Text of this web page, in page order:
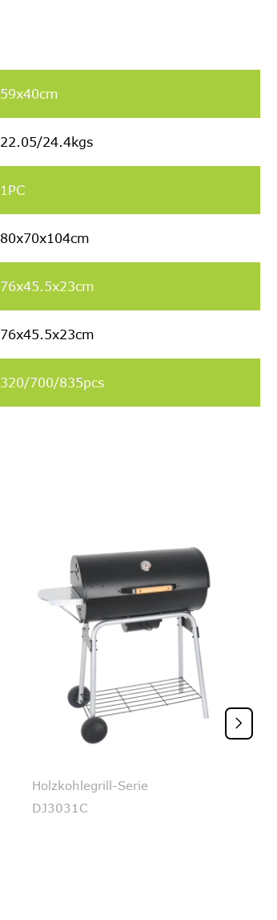
59x40cm
22.05/24.4kgs
1PC
80x70x104cm
76x45.5x23cm
76x45.5x23cm
320/700/835pcs
Holzkohlegrill-Serie
DJ3031C
